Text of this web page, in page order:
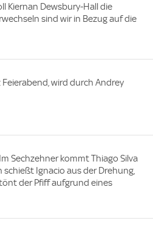
Kiernan Dewsbury-Hall die
sind wir in Bezug auf die
wird durch Andrey
Sechzehner kommt Thiago Silva
Ignacio aus der Drehung,
der Pfiff aufgrund eines